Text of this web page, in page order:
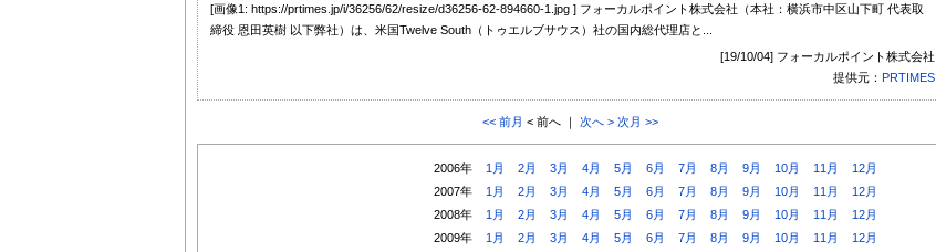
[画像1: https://prtimes.jp/i/36256/62/resize/d36256-62-894660-1.jpg ] フォーカルポイント株式会社（本社：横浜市中区山下町 代表取
締役 恩田英樹 以下弊社）は、米国Twelve South（トゥエルブサウス）社の国内総代理店と...
[19/10/04] フォーカルポイント株式会社
提供元： PRTIMES
<< 前月 < 前へ ｜ 次へ > 次月 >>
2006年 1月 2月 3月 4月 5月 6月 7月 8月 9月 10月 11月
12月
2007年
1月 2月 3月 4月 5月 6月 7月 8月 9月 10月 11月
12月
2008年
1月 2月 3月 4月 5月 6月 7月 8月 9月 10月 11月
12月
2009年
1月 2月 3月 4月 5月 6月 7月 8月 9月 10月 11月
12月